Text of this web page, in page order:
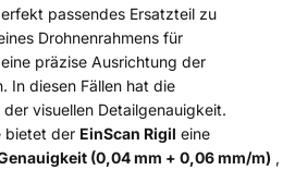
passendes Ersatzteil zu
Drohnenrahmens für
präzise Ausrichtung der
In diesen Fällen hat die
visuellen Detailgenauigkeit.
bietet der EinScan Rigil eine
(0,04 mm + 0,06 mm/m) ,